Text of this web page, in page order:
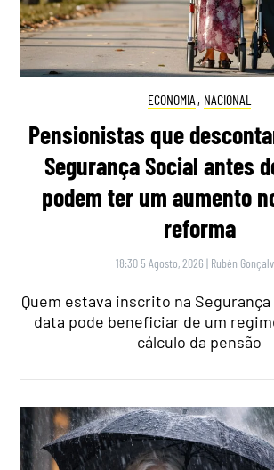
ECONOMIA , NACIONAL
Pensionistas que
Segurança Social antes
podem ter um aumento
reforma
18:30 5 Agosto, 2026 | Rubén
Quem estava inscrito na
data pode beneficiar de um
cálculo da pensão